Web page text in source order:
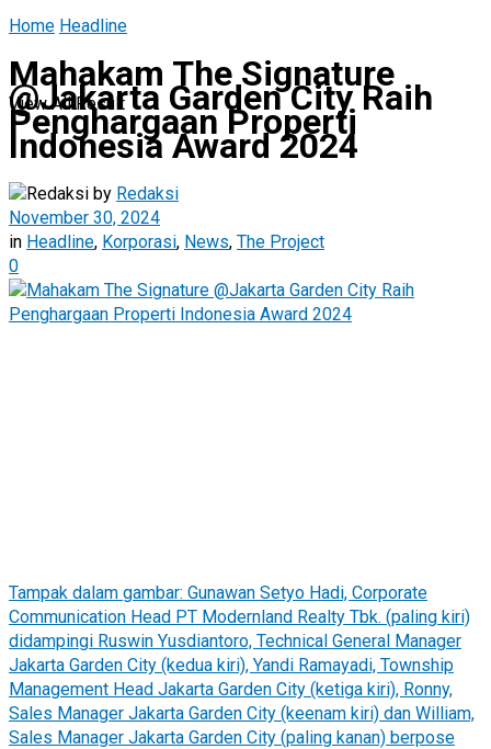
View All Result
Home Headline
Mahakam The Signature
@Jakarta Garden City Raih
Penghargaan Properti
Indonesia Award 2024
by Redaksi
November 30, 2024
in Headline, Korporasi, News, The Project
0
Tampak dalam gambar: Gunawan Setyo Hadi, Corporate
Communication Head PT Modernland Realty Tbk. (paling kiri)
didampingi Ruswin Yusdiantoro, Technical General Manager
Jakarta Garden City (kedua kiri), Yandi Ramayadi, Township
Management Head Jakarta Garden City (ketiga kiri), Ronny,
Sales Manager Jakarta Garden City (keenam kiri) dan William,
Sales Manager Jakarta Garden City (paling kanan) berpose